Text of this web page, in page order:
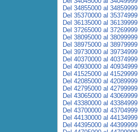
Del 34855000 al 34859999
Del 35370000 al 35374999
Del 36135000 al 36139999
Del 37265000 al 37269999
Del 38095000 al 38099999
Del 38975000 al 38979999
Del 39730000 al 39734999
Del 40370000 al 40374999
Del 40930000 al 40934999
Del 41525000 al 41529999
Del 42085000 al 42089999
Del 42795000 al 42799999
Del 43065000 al 43069999
Del 43380000 al 43384999
Del 43700000 al 43704999
Del 44130000 al 44134999
Del 44395000 al 44399999